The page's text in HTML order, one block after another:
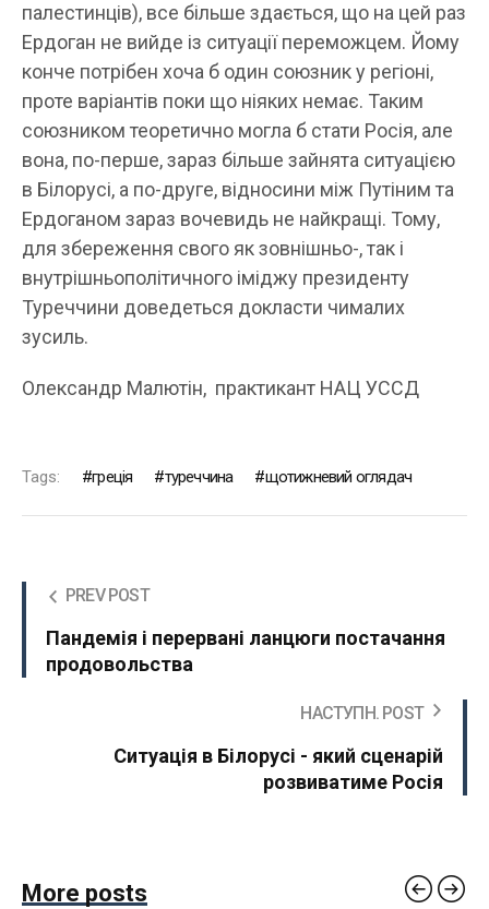
палестинців), все більше здається, що на цей раз
Ердоган не вийде із ситуації переможцем. Йому
конче потрібен хоча б один союзник у регіоні,
проте варіантів поки що ніяких немає. Таким
союзником теоретично могла б стати Росія, але
вона, по-перше, зараз більше зайнята ситуацією
в Білорусі, а по-друге, відносини між Путіним та
Ердоганом зараз вочевидь не найкращі. Тому,
для збереження свого як зовнішньо-, так і
внутрішньополітичного іміджу президенту
Туреччини доведеться докласти чималих
зусиль.
Олександр Малютін, практикант НАЦ УССД
Tags: греція туреччина щотижневий оглядач
PREV POST
Пандемія і перервані ланцюги постачання
продовольства
НАСТУПН. POST
Ситуація в Білорусі - який сценарій
розвиватиме Росія
More posts